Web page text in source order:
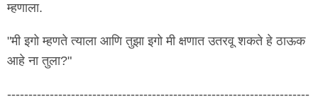
म्हणाला.
"मी इगो म्हणते त्याला आणि तुझा इगो मी क्षणात उतरवू शकते हे ठाऊक
आहे ना तुला?"
-----------------------------------------------------------------------